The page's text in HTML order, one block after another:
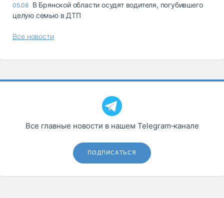
05.08 В Брянской области осудят водителя, погубившего
целую семью в ДТП
Все новости
Все главные новости в нашем Telegram‑канале
ПОДПИСАТЬСЯ